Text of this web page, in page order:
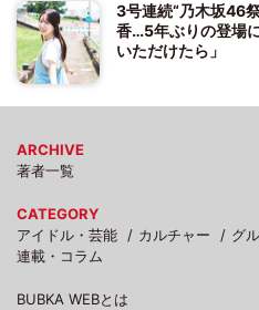
3号連続“乃木坂46
香…5年ぶりの登場
いただけたら」
ARCHIVE
著者一覧
CATEGORY
アイドル・芸能
カルチャー グ
連載・コラム
BUBKA WEBとは